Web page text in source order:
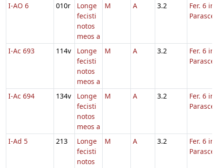
I-AO 6 010r
Longe
fecisti
notos
meos a
M A 3.2
Fer. 6 in
I-Ac 693 114v
Longe
fecisti
notos
meos a
M A 3.2
Fer. 6 in
I-Ac 694 134v
Longe
fecisti
notos
meos a
M A 3.2
Fer. 6 in
I-Ad 5 213
Longe
fecisti
notos
M A 3.2
Fer. 6 in